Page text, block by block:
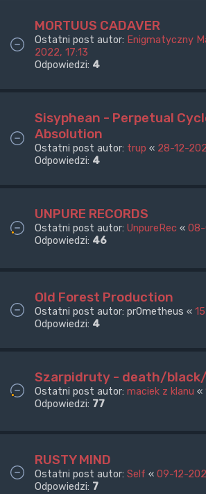
MORTUUS CADAVER
Ostatni post autor: Enigmatyczny
2022, 17:13
Odpowiedzi: 4
Sisyphean - Perpetual
Absolution
Ostatni post autor: trup « 28-12-
Odpowiedzi: 4
UNPURE RECORDS
Ostatni post autor: UnpureRec « 08-
Odpowiedzi: 46
Old Forest Production
Ostatni post autor: pr0metheus «
Odpowiedzi: 4
Szarpidruty - death/
Ostatni post autor: maciek z klanu «
Odpowiedzi: 77
RUSTY MIND
Ostatni post autor: Self « 09-12-
Odpowiedzi: 7